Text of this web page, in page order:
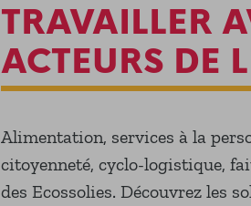
TRAVAILLER
ACTEURS DE
Alimentation, services à la
citoyenneté, cyclo-logistique,
des Ecossolies. Découvrez les